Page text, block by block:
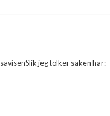
jeg tolker saken har: